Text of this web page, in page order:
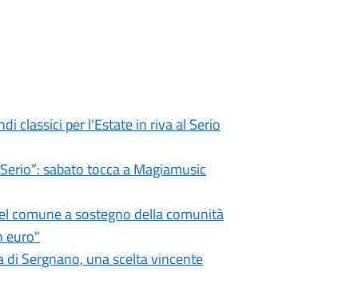
classici per l'Estate in riva al Serio
sabato tocca a Magiamusic
comune a sostegno della comunità
euro"
di Sergnano, una scelta vincente